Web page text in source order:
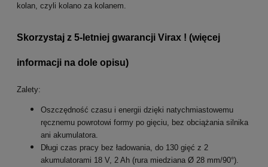
kolan, czyli kolano za kolanem.
Skorzystaj z 5-letniej gwarancji Virax ! (więcej
informacji na dole opisu)
Zalety:
Oszczędność czasu i energii dzięki natychmiastowemu
ręcznemu powrotowi formy po gięciu, bez obciążania silnika
ani akumulatora.
Długi czas pracy bez ładowania, do 130 gięć z 2
akumulatorami 18 V, 2 Ah (rura miedziana Ø 28 mm/90°).